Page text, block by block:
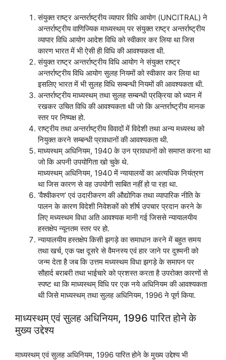
संयुक्त राष्ट्र अन्तर्राष्ट्रीय व्यापार विधि आयोग (UNCITRAL) ने
अन्तर्राष्ट्रीय वाणिज्यिक माध्यस्थम् पर संयुक्त राष्ट्र अन्तर्राष्ट्रीय
व्यापार विधि आयोग आदेश विधि को स्वीकार कर लिया था जिस
कारण भारत में भी ऐसी ही विधि की आवश्यकता थी.
संयुक्त राष्ट्र अन्तर्राष्ट्रीय विधि आयोग ने संयुक्त राष्ट्र
अन्तर्राष्ट्रीय विधि आयोग सुलह नियमों को स्वीकार कर लिया था
इसलिए भारत में भी सुलह विधि सम्बन्धी नियमों की आवश्यकता थी.
अन्तर्राष्ट्रीय माध्यस्थम् तथा सुलह सम्बन्धी प्रक्रिया को ध्यान में
रखकर उचित विधि की आवश्यकता थी जो कि अन्तर्राष्ट्रीय मानक
स्तर पर निष्पक्ष हो.
राष्ट्रीय तथा अन्तर्राष्ट्रीय विवादों में विदेशी तथा अन्य मध्यस्थ को
नियुक्त करने सम्बन्धी प्रावधानों की आवश्यकता थी.
माध्यस्थम् अधिनियम, 1940 के उन प्रावधानों को समाप्त करना था
जो कि अपनी उपयोगिता खो चुके थे.
माध्यस्थम् अधिनियम, 1940 में न्यायालयों का अत्यधिक नियंत्रण
था जिस कारण से वह उपयोगी साबित नहीं हो पा रहा था.
‘वैश्वीकरण’ एवं उदारीकरण की औद्योगिक तथा व्यापारिक नीति के
पालन के कारण विदेशी निवेशकों को शीर्ष उपचार प्रदान करने के
लिए मध्यस्थम विधा अति आवश्यक मानी गई जिससे न्यायालयीय
हस्तक्षेप न्यूनतम स्तर पर हो.
न्यायालयीय हस्तक्षेप किसी झगड़े का समाधान करने में बहुत समय
तथा खर्च, एक पक्ष दूसरे से वैमनस्य एवं हार जाने पर दुश्मनी को
जन्म देता है जब कि उत्तम मध्यस्थम विधा झगड़े के समापन पर
सौहार्द बराबरी तथा भाईचारे को प्रशस्त करता है उपरोक्त कारणों से
स्पष्ट था कि माध्यस्थम् विधि पर एक नये अधिनियम की आवश्यकता
थी जिसे माध्यस्थम् तथा सुलह अधिनियम, 1996 ने पूर्ण किया.
माध्यस्थम् एवं सुलह अधिनियम, 1996 पारित होने के
मुख्य उद्देश्य
माध्यस्थम् एवं सुलह अधिनियम, 1996 पारित होने के मुख्य उद्देश्य भी